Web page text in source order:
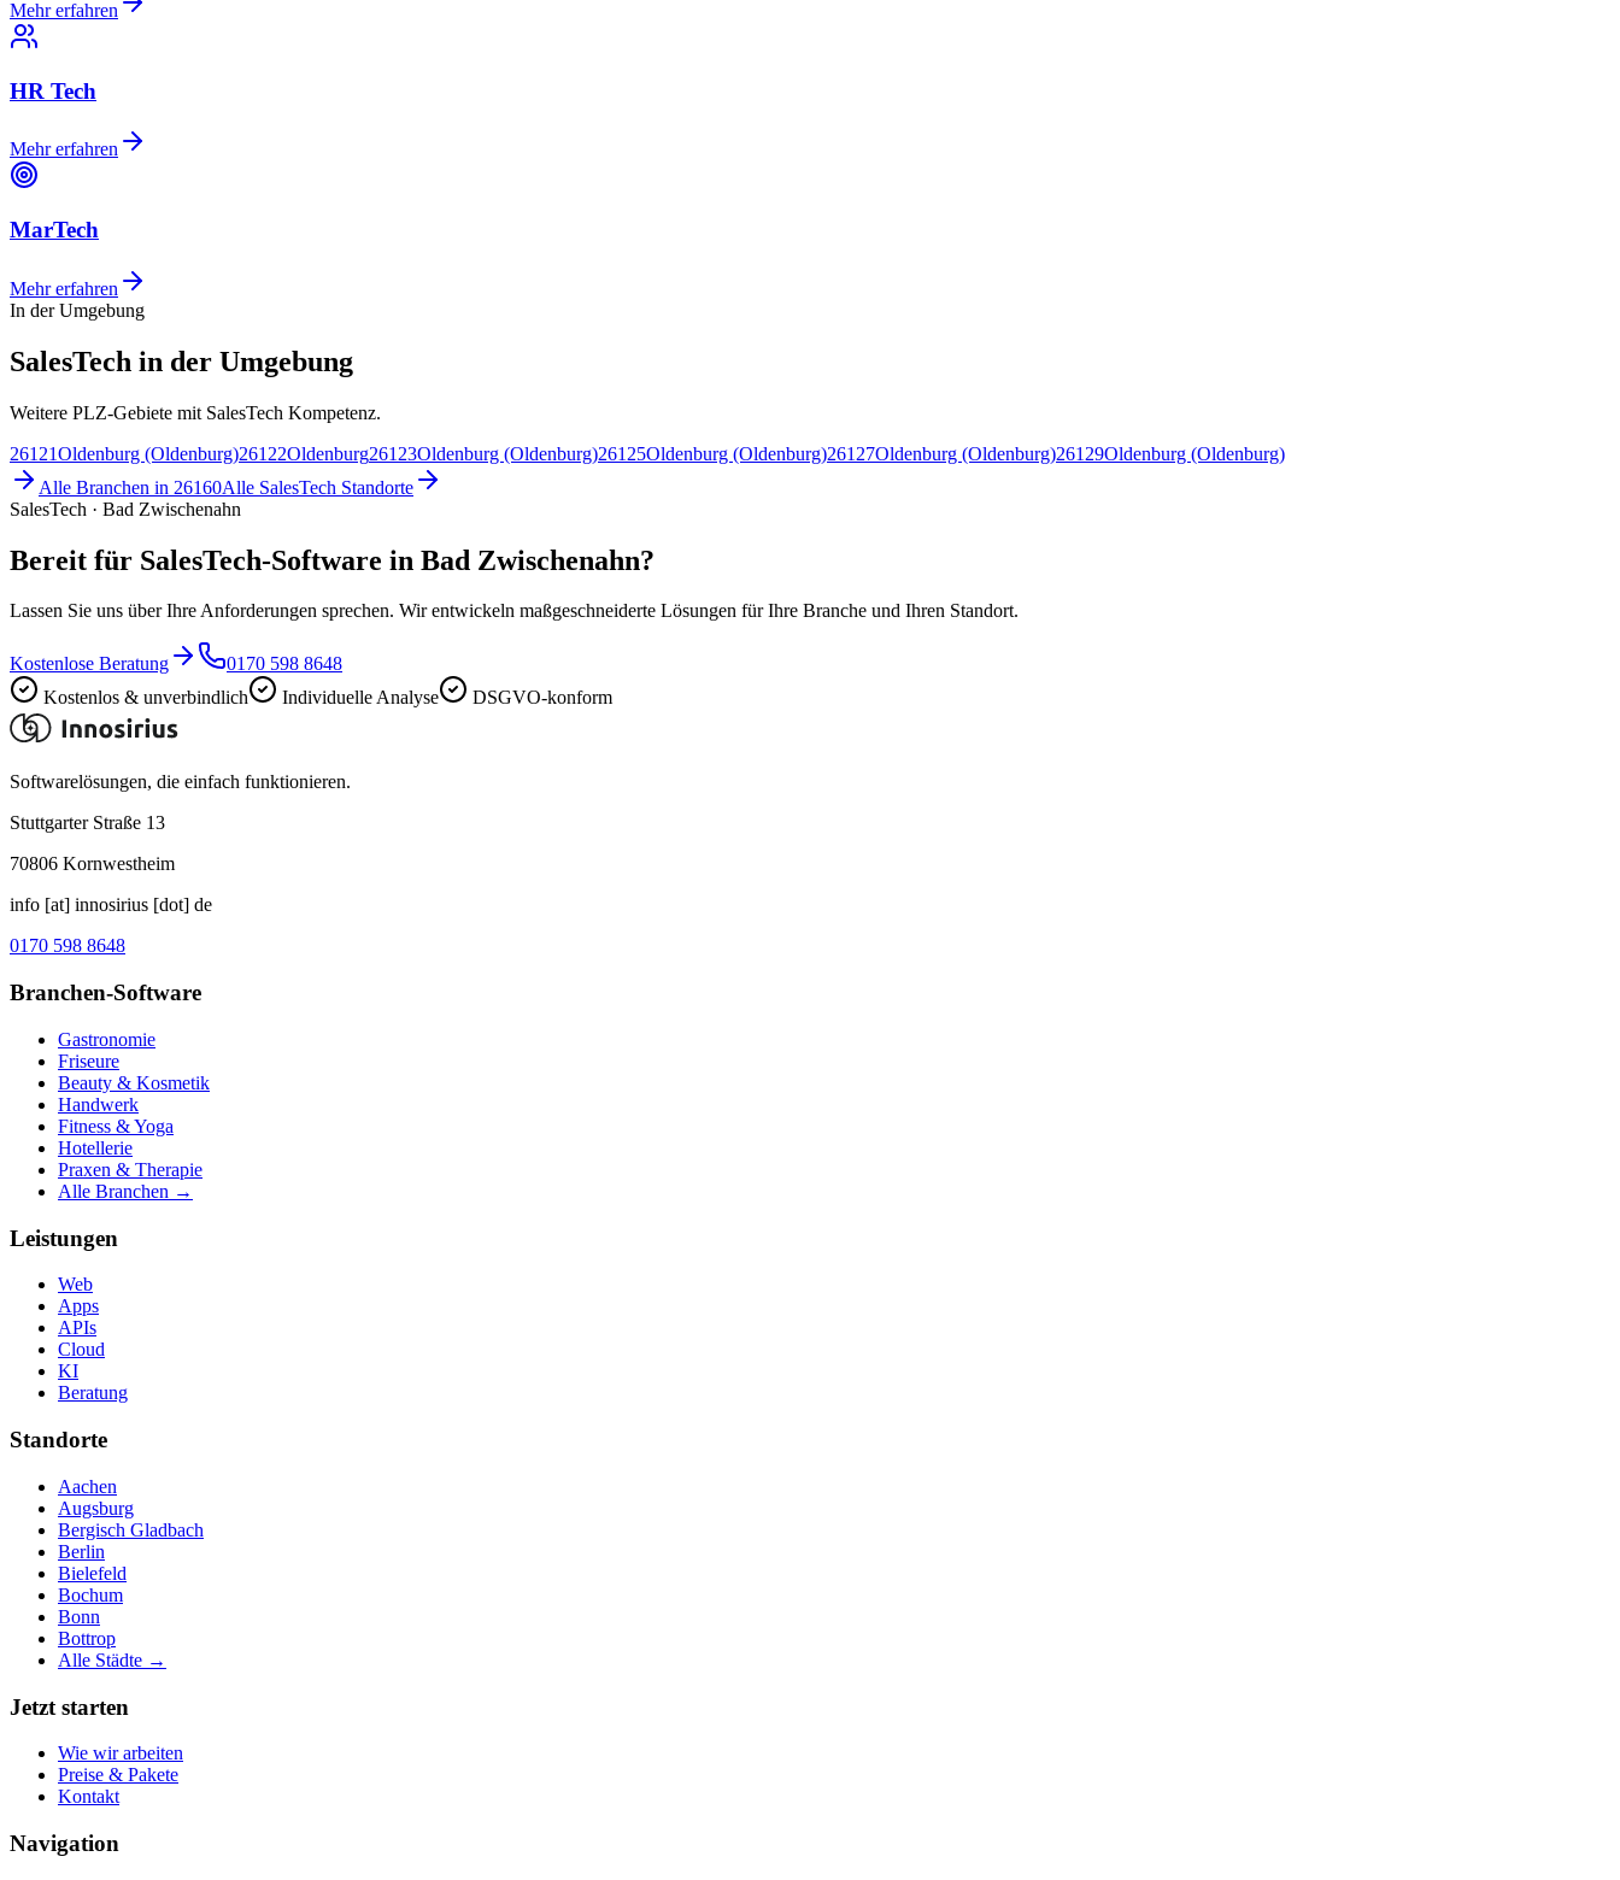
Mehr erfahren
HR Tech
Mehr erfahren
MarTech
Mehr erfahren
In der Umgebung
SalesTech in der Umgebung
Weitere PLZ-Gebiete mit SalesTech Kompetenz.
26121Oldenburg (Oldenburg)26122Oldenburg26123Oldenburg (Oldenburg)26125Oldenburg (Oldenburg)26127Oldenburg (Oldenburg)26129Oldenburg (Oldenburg)
Alle Branchen in 26160Alle SalesTech Standorte
SalesTech · Bad Zwischenahn
Bereit für SalesTech-Software in Bad Zwischenahn?
Lassen Sie uns über Ihre Anforderungen sprechen. Wir entwickeln maßgeschneiderte Lösungen für Ihre Branche und Ihren Standort.
Kostenlose Beratung
0170 598 8648
Kostenlos & unverbindlich
Individuelle Analyse DSGVO-konform
Softwarelösungen, die einfach funktionieren.
Stuttgarter Straße 13
70806 Kornwestheim
info [at] innosirius [dot] de
0170 598 8648
Branchen-Software
Gastronomie
Friseure
Beauty & Kosmetik
Handwerk
Fitness & Yoga
Hotellerie
Praxen & Therapie
Alle Branchen →
Leistungen
Web
Apps
APIs
Cloud
KI
Beratung
Standorte
Aachen
Augsburg
Bergisch Gladbach
Berlin
Bielefeld
Bochum
Bonn
Bottrop
Alle Städte →
Jetzt starten
Wie wir arbeiten
Preise & Pakete
Kontakt
Navigation